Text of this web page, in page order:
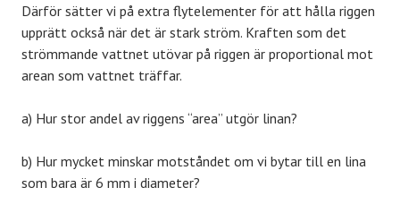
Därför sätter vi på extra flytelementer för att hålla riggen
upprätt också när det är stark ström. Kraften som det
strömmande vattnet utövar på riggen är proportional mot
arean som vattnet träffar.
a) Hur stor andel av riggens “area” utgör linan?
b) Hur mycket minskar motståndet om vi bytar till en lina
som bara är 6 mm i diameter?